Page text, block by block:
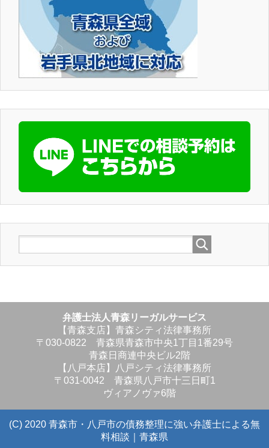
弁護士法人青森リーガルサービス
【青森支店】青森シティ法律事務所
〒030-0822 青森県青森市中央1丁目1番29号
青森日商連中央ビル2階
【八戸本店】八戸シティ法律事務所
〒031-0042 青森県八戸市十三日町1
ヴィアノヴァ6階
(C) 2020 青森市・八戸市の債務整理に強い弁護士による無
料相談｜青森県